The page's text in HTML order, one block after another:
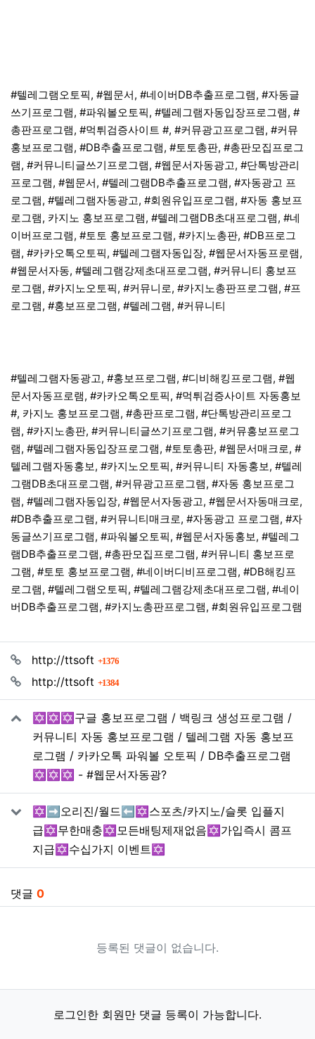
#텔레그램오토픽, #웹문서, #네이버DB추출프로그램, #자동글
쓰기프로그램, #파워볼오토픽, #텔레그램자동입장프로그램, #
총판프로그램, #먹튀검증사이트 #, #커뮤광고프로그램, #커뮤
홍보프로그램, #DB추출프로그램, #토토총판, #총판모집프로그
램, #커뮤니티글쓰기프로그램, #웹문서자동광고, #단톡방관리
프로그램, #웹문서, #텔레그램DB추출프로그램, #자동광고 프
로그램, #텔레그램자동광고, #회원유입프로그램, #자동 홍보프
로그램, 카지노 홍보프로그램, #텔레그램DB초대프로그램, #네
이버프로그램, #토토 홍보프로그램, #카지노총판, #DB프로그
램, #카카오톡오토픽, #텔레그램자동입장, #웹문서자동프로램,
#웹문서자동, #텔레그램강제초대프로그램, #커뮤니티 홍보프
로그램, #카지노오토픽, #커뮤니로, #카지노총판프로그램, #프
로그램, #홍보프로그램, #텔레그램, #커뮤니티
#텔레그램자동광고, #홍보프로그램, #디비해킹프로그램, #웹
문서자동프로램, #카카오톡오토픽, #먹튀검증사이트 자동홍보
#, 카지노 홍보프로그램, #총판프로그램, #단톡방관리프로그
램, #카지노총판, #커뮤니티글쓰기프로그램, #커뮤홍보프로그
램, #텔레그램자동입장프로그램, #토토총판, #웹문서매크로, #
텔레그램자동홍보, #카지노오토픽, #커뮤니티 자동홍보, #텔레
그램DB초대프로그램, #커뮤광고프로그램, #자동 홍보프로그
램, #텔레그램자동입장, #웹문서자동광고, #웹문서자동매크로,
#DB추출프로그램, #커뮤니티매크로, #자동광고 프로그램, #자
동글쓰기프로그램, #파워볼오토픽, #웹문서자동홍보, #텔레그
램DB추출프로그램, #총판모집프로그램, #커뮤니티 홍보프로
그램, #토토 홍보프로그램, #네이버디비프로그램, #DB해킹프
로그램, #텔레그램오토픽, #텔레그램강제초대프로그램, #네이
버DB추출프로그램, #카지노총판프로그램, #회원유입프로그램
http://ttsoft 1376회 연결
http://ttsoft
1384회 연결
✡️✡️✡️구글 홍보프로그램 / 백링크 생성프로그램 /
커뮤니티 자동 홍보프로그램 / 텔레그램 자동 홍보프
로그램 / 카카오톡 파워볼 오토픽 / DB추출프로그램
✡️✡️✡️ - #웹문서자동광?
✡️➡️오리진/월드⬅️✡️스포츠/카지노/슬롯 입플지
급✡️무한매충✡️모든배팅제재없음✡️가입즉시 콤프
지급✡️수십가지 이벤트✡️
댓글 0
등록된 댓글이 없습니다.
로그인한 회원만 댓글 등록이 가능합니다.